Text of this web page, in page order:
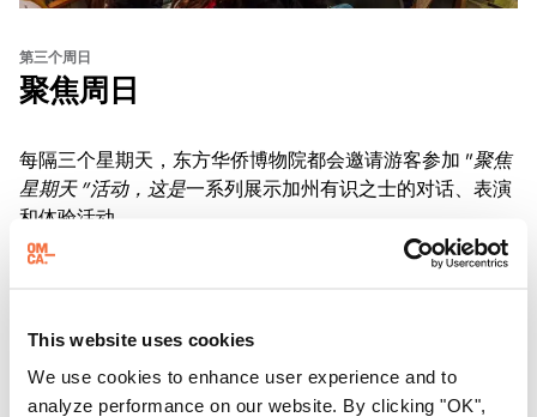
This website uses cookies
We use cookies to enhance user experience and to
analyze performance on our website. By clicking "OK",
第三个周日
聚焦周日
每隔三个星期天，东方华侨博物院都会邀请游客参加 "聚焦
星期天 "活动，这是一系列展示加州有识之士的对话、表演
和体验活动。
了解更多